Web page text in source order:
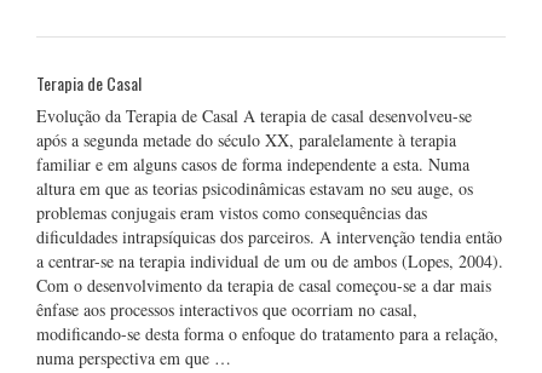
Terapia de Casal
Evolução da Terapia de Casal A terapia de casal desenvolveu-se
após a segunda metade do século XX, paralelamente à terapia
familiar e em alguns casos de forma independente a esta. Numa
altura em que as teorias psicodinâmicas estavam no seu auge, os
problemas conjugais eram vistos como consequências das
dificuldades intrapsíquicas dos parceiros. A intervenção tendia então
a centrar-se na terapia individual de um ou de ambos (Lopes, 2004).
Com o desenvolvimento da terapia de casal começou-se a dar mais
ênfase aos processos interactivos que ocorriam no casal,
modificando-se desta forma o enfoque do tratamento para a relação,
numa perspectiva em que …